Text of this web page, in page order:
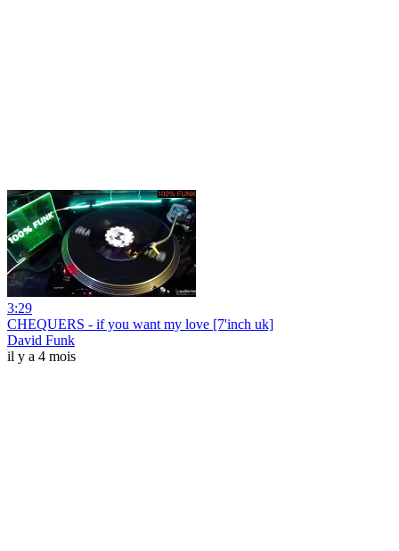
3:29
CHEQUERS - if you want my love [7'inch uk]
David Funk
il y a 4 mois